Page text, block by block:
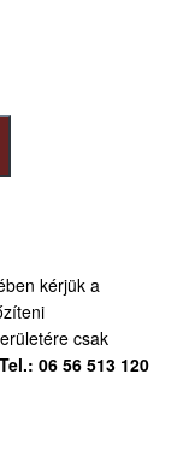
kérjük a
csak
Tel.: 06 56 513 120